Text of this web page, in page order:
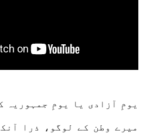
یومِ آزادی یا یومِ جمہوریہ
میرے وطن کے لوگو، ذرا